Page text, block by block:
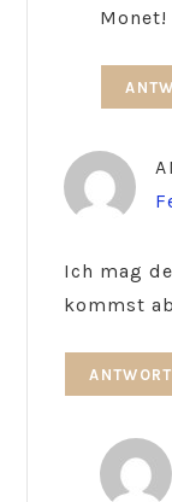
Monet!
Ich mag
kommst